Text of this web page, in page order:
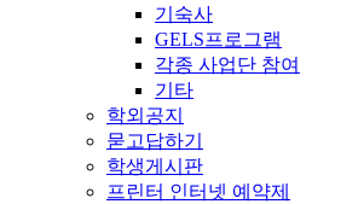
기숙사
GELS프로그램
각종 사업단 참여
기타
학외공지
묻고답하기
학생게시판
프린터 인터넷 예약제